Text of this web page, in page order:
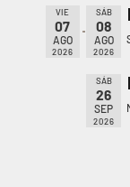
VIE
07
AGO
2026
SÁB
08
AGO
2026
SÁB
26
SEP
2026